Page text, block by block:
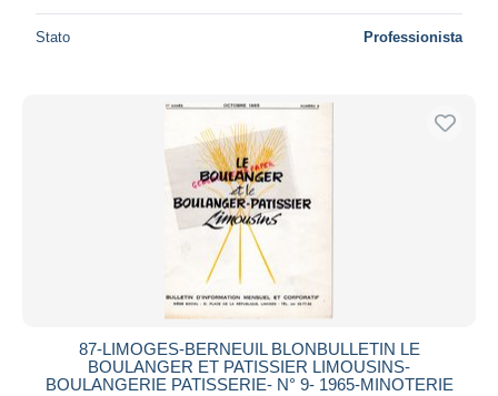
Stato Professionista
87-LIMOGES-BERNEUIL BLONBULLETIN LE
BOULANGER ET PATISSIER LIMOUSINS-
BOULANGERIE PATISSERIE- N° 9- 1965-MINOTERIE